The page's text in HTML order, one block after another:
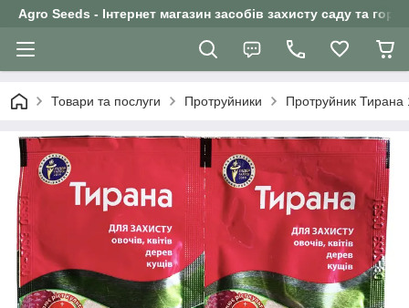
Agro Seeds - Інтернет магазин засобів захисту саду та
Товари та послуги Протруйники Протруйник Тирана